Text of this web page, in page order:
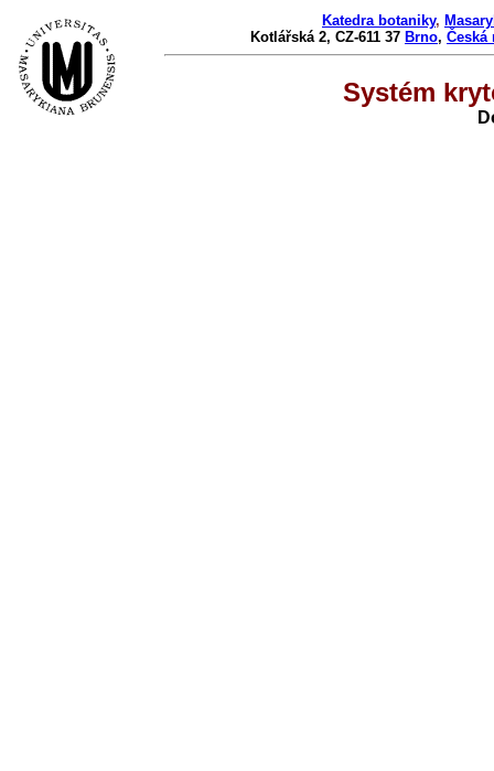
Katedra botaniky,
Kotlářská 2, CZ-611 37 Brno, Česká
Systém